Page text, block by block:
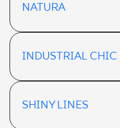
NATURA
INDUSTRIAL CHIC
SHINY LINES